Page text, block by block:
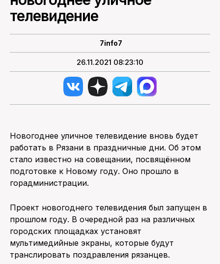
ПОИСК ПО САЙТУ
телевидение
7info7
26.11.2021 08:23:10
Новогоднее уличное телевидение вновь будет
работать в Рязани в праздничные дни. Об этом
стало известно на совещании, посвящённом
подготовке к Новому году. Оно прошло в
горадминистрации.
Проект новогоднего телевидения был запущен в
прошлом году. В очередной раз на различных
городских площадках установят
мультимедийные экраны, которые будут
транслировать поздравления рязанцев.